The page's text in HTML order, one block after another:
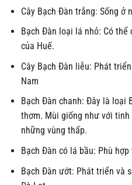
Cây Bạch Đàn trắng: Sống ở
Bạch Đàn loại lá nhỏ: Có
của Huế.
Cây Bạch Đàn liễu: Phát
Nam
Bạch Đàn chanh: Đây là loại
thơm. Mùi giống như với
những vùng thấp.
Bạch Đàn có lá bầu: Phù
Bạch Đàn ướt: Phát triển và